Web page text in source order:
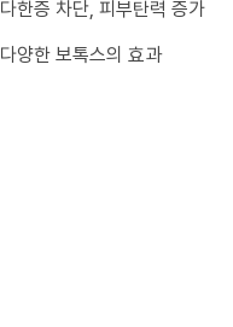
다한증 차단, 피부탄력 증가
다양한 보톡스의 효과